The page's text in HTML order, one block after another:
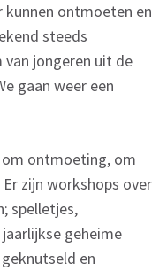
kunnen ontmoeten en
steeds
jongeren uit de
gaan weer een
ontmoeting, om
zijn workshops over
spelletjes,
geheime
en